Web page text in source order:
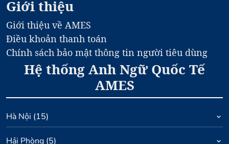
Giới thiệu
Giới thiệu về AMES
Điều khoản thanh toán
Chính sách bảo mật thông tin người tiêu dùng
Hệ thống Anh Ngữ Quốc Tế
AMES
Hà Nội (15)
Hải Phòng (5)